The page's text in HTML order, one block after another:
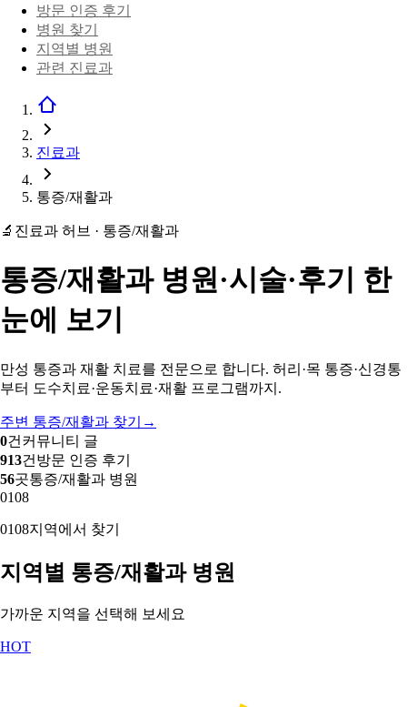
방문 인증 후기
병원 찾기
지역별 병원
관련 진료과
진료과
통증/재활과
🔬 진료과 허브 · 통증/재활과
통증/재활과 병원·시술·후기 한
눈에 보기
만성 통증과 재활 치료를 전문으로 합니다. 허리·목 통증·신경통
부터 도수치료·운동치료·재활 프로그램까지.
주변 통증/재활과 찾기 →
0건 커뮤니티 글
913건 방문 인증 후기
56곳통증/재활과 병원
0108
0108지역에서 찾기
지역별 통증/재활과 병원
가까운 지역을 선택해 보세요
HOT